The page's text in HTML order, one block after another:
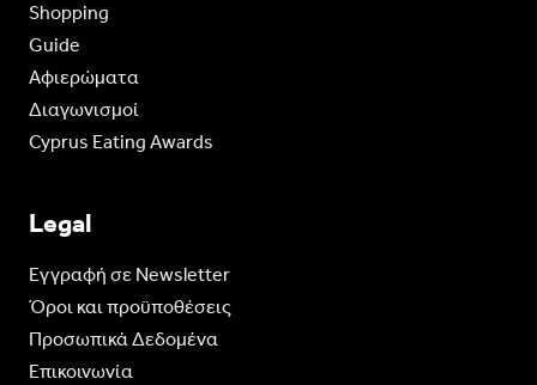
Shopping
Guide
Aφιερώματα
Διαγωνισμοί
Cyprus Eating Awards
Legal
Eγγραφή σε Newsletter
Όροι και προϋποθέσεις
Προσωπικά Δεδομένα
Επικοινωνία